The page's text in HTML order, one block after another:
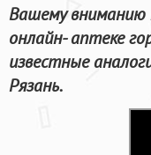
Вашему вниманию
онлайн- аптеке
известные
Рязань.